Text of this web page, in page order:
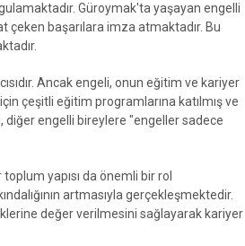
Güroymak'ta yaşayan engelli
çeken başarılara imza atmaktadır. Bu
Ancak engeli, onun eğitim ve kariyer
çeşitli eğitim programlarına katılmış ve
diğer engelli bireylere "engeller sadece
yapısı da önemli bir rol
artmasıyla gerçekleşmektedir.
değer verilmesini sağlayarak kariyer